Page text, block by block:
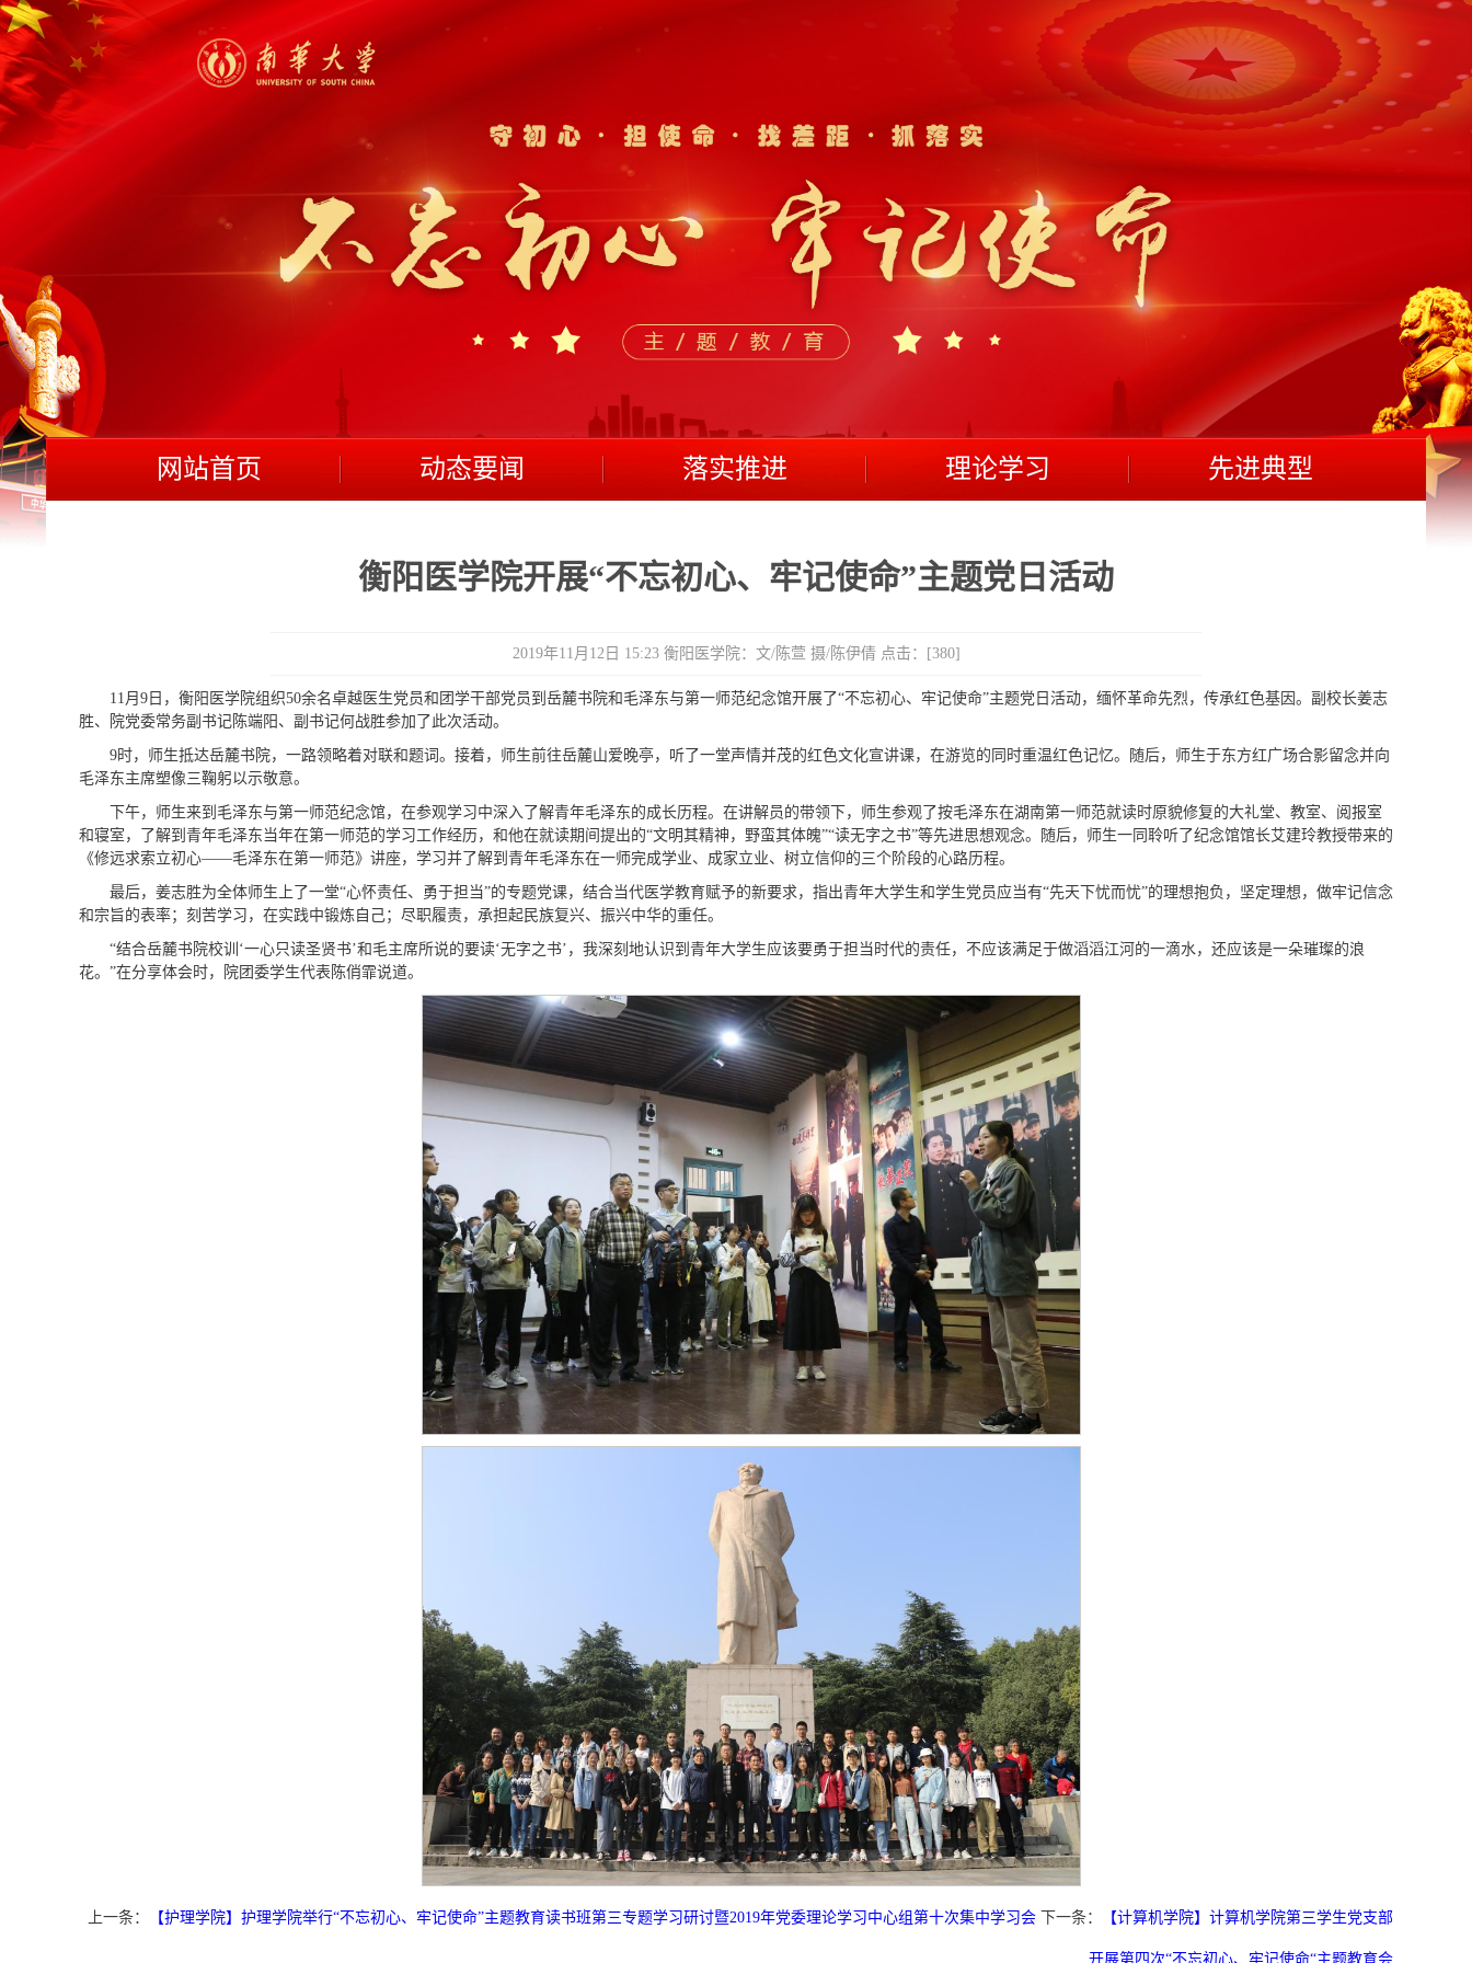
网站首页 动态要闻 落实推进 理论学习 先进典型
衡阳医学院开展“不忘初心、牢记使命”主题党日活动
2019年11月12日 15:23 衡阳医学院：文/陈萱 摄/陈伊倩 点击：[380]
11月9日，衡阳医学院组织50余名卓越医生党员和团学干部党员到岳麓书院和毛泽东与第一师范纪念馆开展了“不忘初心、牢记使命”主题党日活动，缅怀革命先烈，传承红色基因。副校长姜志
胜、院党委常务副书记陈端阳、副书记何战胜参加了此次活动。
9时，师生抵达岳麓书院，一路领略着对联和题词。接着，师生前往岳麓山爱晚亭，听了一堂声情并茂的红色文化宣讲课，在游览的同时重温红色记忆。随后，师生于东方红广场合影留念并向
毛泽东主席塑像三鞠躬以示敬意。
下午，师生来到毛泽东与第一师范纪念馆，在参观学习中深入了解青年毛泽东的成长历程。在讲解员的带领下，师生参观了按毛泽东在湖南第一师范就读时原貌修复的大礼堂、教室、阅报室
和寝室，了解到青年毛泽东当年在第一师范的学习工作经历，和他在就读期间提出的“文明其精神，野蛮其体魄”“读无字之书”等先进思想观念。随后，师生一同聆听了纪念馆馆长艾建玲教授带来的
《修远求索立初心——毛泽东在第一师范》讲座，学习并了解到青年毛泽东在一师完成学业、成家立业、树立信仰的三个阶段的心路历程。
最后，姜志胜为全体师生上了一堂“心怀责任、勇于担当”的专题党课，结合当代医学教育赋予的新要求，指出青年大学生和学生党员应当有“先天下忧而忧”的理想抱负，坚定理想，做牢记信念
和宗旨的表率；刻苦学习，在实践中锻炼自己；尽职履责，承担起民族复兴、振兴中华的重任。
“结合岳麓书院校训‘一心只读圣贤书’和毛主席所说的要读‘无字之书’，我深刻地认识到青年大学生应该要勇于担当时代的责任，不应该满足于做滔滔江河的一滴水，还应该是一朵璀璨的浪
花。”在分享体会时，院团委学生代表陈俏霏说道。
上一条： 【护理学院】护理学院举行“不忘初心、牢记使命”主题教育读书班第三专题学习研讨暨2019年党委理论学习中心组第十次集中学习会 下一条： 【计算机学院】计算机学院第三学生党支部
开展第四次“不忘初心、牢记使命“主题教育会